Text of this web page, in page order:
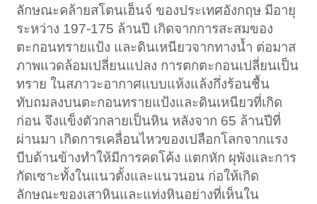
ลักษณะคล้ายสโตนเฮ็นจ์ ของประเทศอังกฤษ มีอายุ
ระหว่าง 197-175 ล้านปี เกิดจากการสะสมของ
ตะกอนทรายแป้ง และดินเหนียวจากทางน้ำ ต่อมาส
ภาพแวดล้อมเปลี่ยนแปลง การตกตะกอนเปลี่ยนเป็น
ทราย ในสภาวะอากาศแบบแห้งแล้งกึ่งร้อนชื้น
ทับถมลงบนตะกอนทรายแป้งและดินเหนียวที่เกิด
ก่อน จึงแข็งตัวกลายเป็นหิน หลังจาก 65 ล้านปีที่
ผ่านมา เกิดการเคลื่อนไหวของเปลือกโลกจากแรง
บีบด้านข้างทำให้มีการคดโค้ง แตกหัก ผุพังและการ
กัดเซาะทั้งในแนวตั้งและแนวนอน ก่อให้เกิด
ลักษณะของเสาหินและแท่งหินอย่างที่เห็นใน